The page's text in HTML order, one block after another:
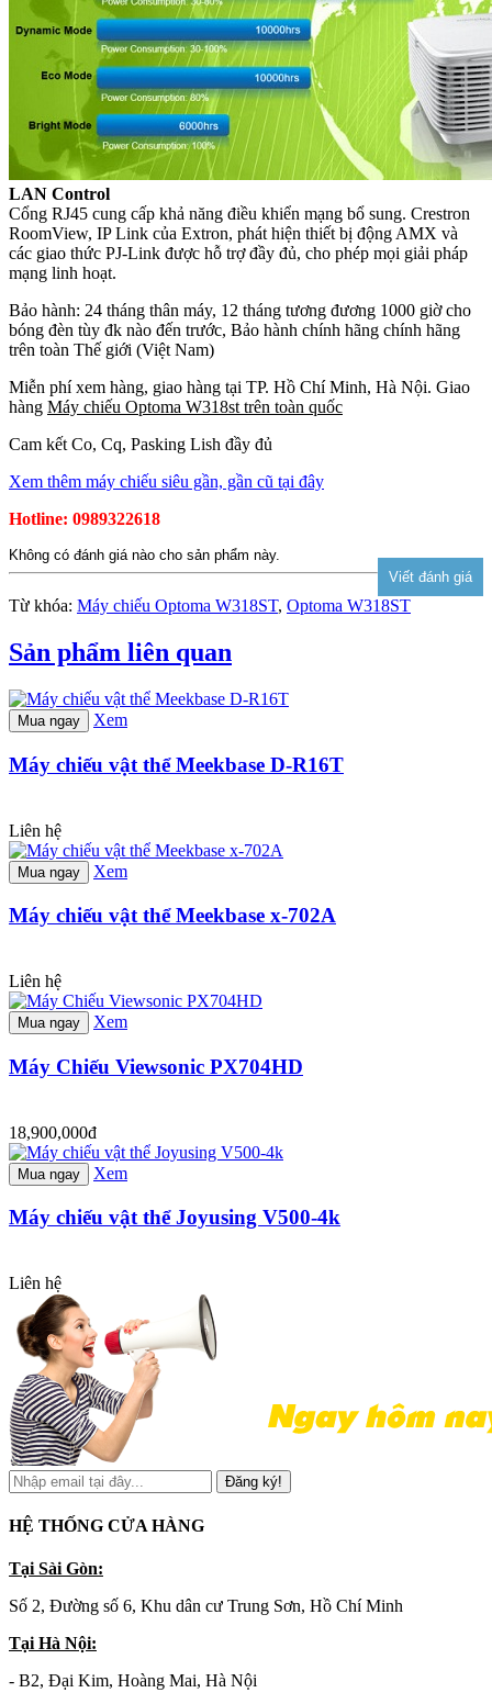
LAN Control
Cổng RJ45 cung cấp khả năng điều khiển mạng bổ sung. Crestron
RoomView, IP Link của Extron, phát hiện thiết bị động AMX và
các giao thức PJ-Link được hỗ trợ đầy đủ, cho phép mọi giải pháp
mạng linh hoạt.
Bảo hành: 24 tháng thân máy, 12 tháng tương đương 1000 giờ cho
bóng đèn tùy đk nào đến trước, Bảo hành chính hãng chính hãng
trên toàn Thế giới (Việt Nam)
Miễn phí xem hàng, giao hàng tại TP. Hồ Chí Minh, Hà Nội. Giao
hàng Máy chiếu Optoma W318st trên toàn quốc
Cam kết Co, Cq, Pasking Lish đầy đủ
Xem thêm máy chiếu siêu gần, gần cũ tại đây
Hotline: 0989322618
Không có đánh giá nào cho sản phẩm này.
Từ khóa: Máy chiếu Optoma W318ST, Optoma W318ST
Sản phẩm liên quan
Mua ngay Xem
Máy chiếu vật thể Meekbase D-R16T
Liên hệ
Mua ngay Xem
Máy chiếu vật thể Meekbase x-702A
Liên hệ
Mua ngay Xem
Máy Chiếu Viewsonic PX704HD
18,900,000đ
Mua ngay Xem
Máy chiếu vật thể Joyusing V500-4k
Liên hệ
Đăng ký!
HỆ THỐNG CỬA HÀNG
Tại Sài Gòn:
Số 2, Đường số 6, Khu dân cư Trung Sơn, Hồ Chí Minh
Tại Hà Nội:
- B2, Đại Kim, Hoàng Mai, Hà Nội